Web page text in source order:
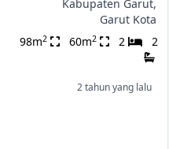
Kabupaten Garut,
Garut Kota
98m2 60m2 2 2
2 tahun yang lalu